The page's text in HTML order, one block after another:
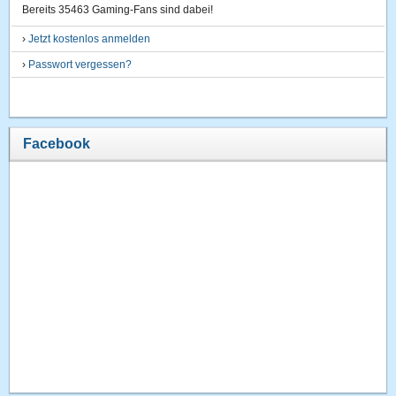
Bereits 35463 Gaming-Fans sind dabei!
›Jetzt kostenlos anmelden
› Passwort vergessen?
Facebook